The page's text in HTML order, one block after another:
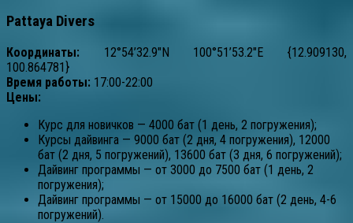
Pattaya Divers
Координаты: 12°54’32.9″N 100°51’53.2″E {12.909130,
100.864781}
Время работы: 17:00-22:00
Цены:
Курс для новичков — 4000 бат (1 день, 2 погружения);
Курсы дайвинга — 9000 бат (2 дня, 4 погружения), 12000
бат (2 дня, 5 погружений), 13600 бат (3 дня, 6 погружений);
Дайвинг программы — от 3000 до 7500 бат (1 день, 2
погружения);
Дайвинг программы — от 15000 до 16000 бат (2 день, 4-6
погружений).